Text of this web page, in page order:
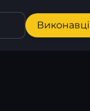
Виконавці